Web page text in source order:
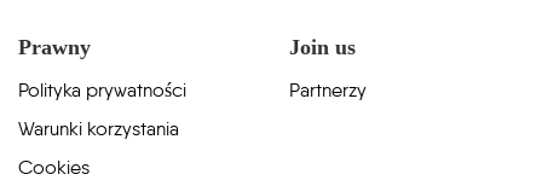
Prawny
Polityka prywatności
Warunki korzystania
Cookies
Join us
Partnerzy